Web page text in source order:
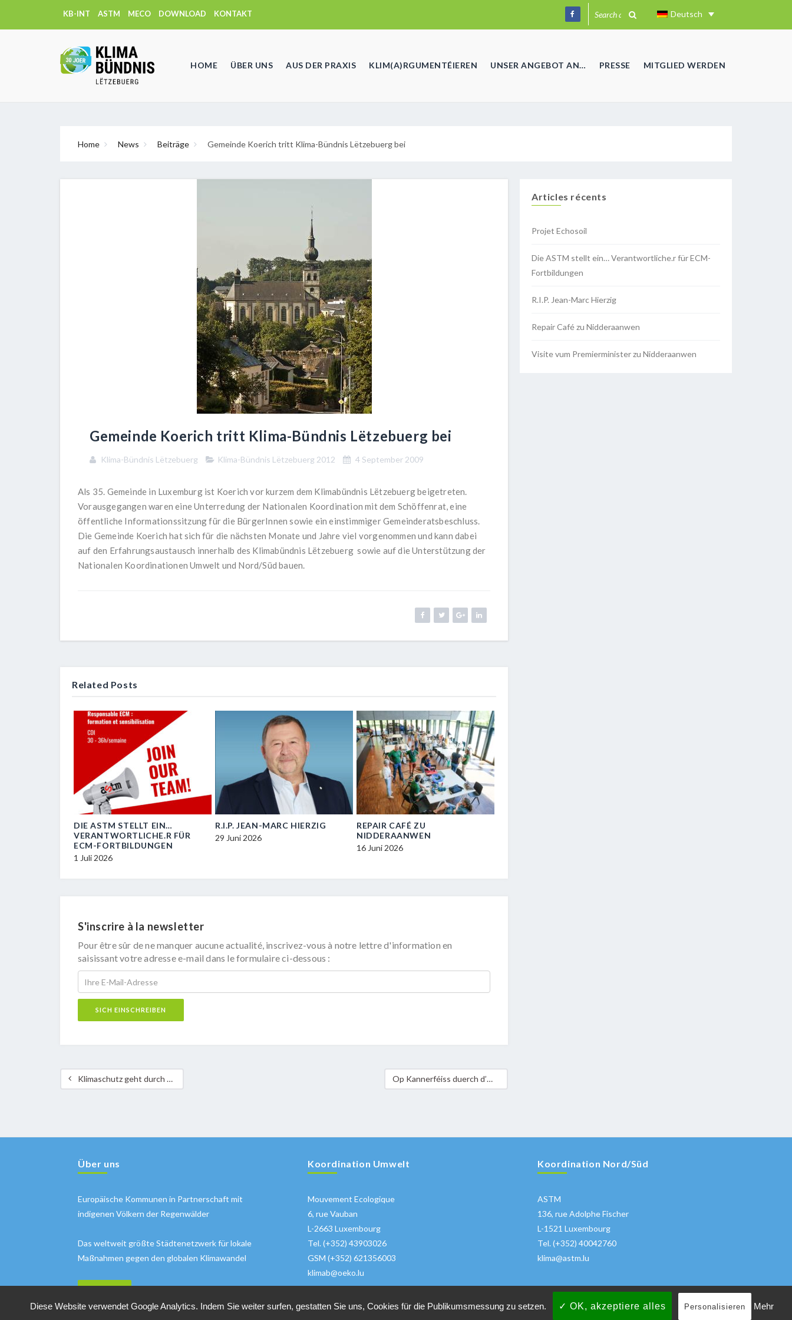
KB-INT ASTM MECO DOWNLOAD KONTAKT Deutsch
HOME ÜBER UNS AUS DER PRAXIS KLIM(A)RGUMENTÉIEREN UNSER ANGEBOT AN… PRESSE MITGLIED WERDEN
Home News Beiträge Gemeinde Koerich tritt Klima-Bündnis Lëtzebuerg bei
Gemeinde Koerich tritt Klima-Bündnis Lëtzebuerg bei
Klima-Bündnis Lëtzebuerg Klima-Bündnis Lëtzebuerg 2012 4 September 2009
Als 35. Gemeinde in Luxemburg ist Koerich vor kurzem dem Klimabündnis Lëtzebuerg beigetreten.
Vorausgegangen waren eine Unterredung der Nationalen Koordination mit dem Schöffenrat, eine
öffentliche Informationssitzung für die BürgerInnen sowie ein einstimmiger Gemeinderatsbeschluss.
Die Gemeinde Koerich hat sich für die nächsten Monate und Jahre viel vorgenommen und kann dabei
auf den Erfahrungsaustausch innerhalb des Klimabündnis Lëtzebuerg sowie auf die Unterstützung der
Nationalen Koordinationen Umwelt und Nord/Süd bauen.
Related Posts
DIE ASTM STELLT EIN…
VERANTWORTLICHE.R FÜR
ECM-FORTBILDUNGEN
1 Juli 2026
R.I.P. JEAN-MARC HIERZIG
29 Juni 2026
REPAIR CAFÉ ZU
NIDDERAANWEN
16 Juni 2026
S'inscrire à la newsletter
Pour être sûr de ne manquer aucune actualité, inscrivez-vous à notre lettre d'information en
saisissant votre adresse e-mail dans le formulaire ci-dessous :
Klimaschutz geht durch den Magen! Op Kannerféiss duerch d’Welt 2009 – Mehr als 3500 Kinder machen mit !
Articles récents
Projet Echosoil
Die ASTM stellt ein… Verantwortliche.r für ECM-
Fortbildungen
R.I.P. Jean-Marc Hierzig
Repair Café zu Nidderaanwen
Visite vum Premierminister zu Nidderaanwen
Über uns
Europäische Kommunen in Partnerschaft mit
indigenen Völkern der Regenwälder
Das weltweit größte Städtenetzwerk für lokale
Maßnahmen gegen den globalen Klimawandel
Koordination Umwelt
Mouvement Ecologique
6, rue Vauban
L-2663 Luxembourg
Tel. (+352) 43903026
GSM (+352) 621356003
klimab@oeko.lu
Koordination Nord/Süd
ASTM
136, rue Adolphe Fischer
L-1521 Luxembourg
Tel. (+352) 40042760
klima@astm.lu
Diese Website verwendet Google Analytics. Indem Sie weiter surfen, gestatten Sie uns, Cookies für die Publikumsmessung zu setzen. ✓ OK, akzeptiere alles Personalisieren Mehr